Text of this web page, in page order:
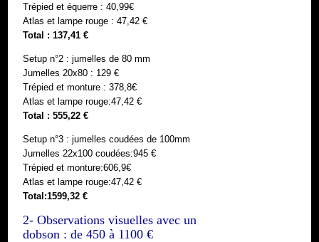
Trépied et équerre : 40,99€
Atlas et lampe rouge : 47,42 €
Total : 137,41 €
Setup n°2 : jumelles de 80 mm
Jumelles 20x80 : 129 €
Trépied et monture : 378,8€
Atlas et lampe rouge:47,42 €
Total : 555,22 €
Setup n°3 : jumelles coudées de 100mm
Jumelles 22x100 coudées:945 €
Trépied et monture:606,9€
Atlas et lampe rouge:47,42 €
Total:1599,32 €
2- Observations visuelles avec un
dobson : de 450 à 1100 €